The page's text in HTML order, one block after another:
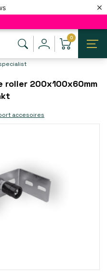
×
0
roller 200x100x60mm
accesoires